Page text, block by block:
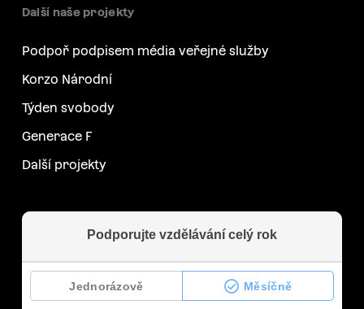
Další naše projekty
Podpoř podpisem média veřejné služby
Korzo Národní
Týden svobody
Generace F
Další projekty